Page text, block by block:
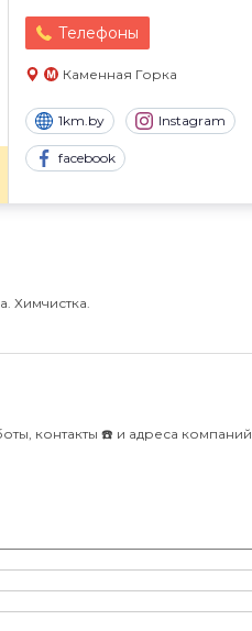
Телефоны
Каменная Горка
1km.by Instagram
facebook
Химчистка.
контакты ☎️ и адреса компаний